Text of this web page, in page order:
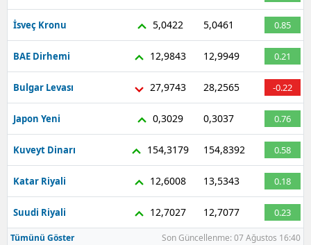
İsveç Kronu 5,0422 5,0461 0.85
BAE Dirhemi 12,9843 12,9949 0.21
Bulgar Levası 27,9743 28,2565 -0.22
Japon Yeni 0,3029 0,3037 0.76
Kuveyt Dinarı 154,3179 154,8392 0.58
Katar Riyali 12,6008 13,5343 0.18
Suudi Riyali 12,7027 12,7077 0.23
Tümünü Göster Son Güncellenme: 07 Ağustos 16:40